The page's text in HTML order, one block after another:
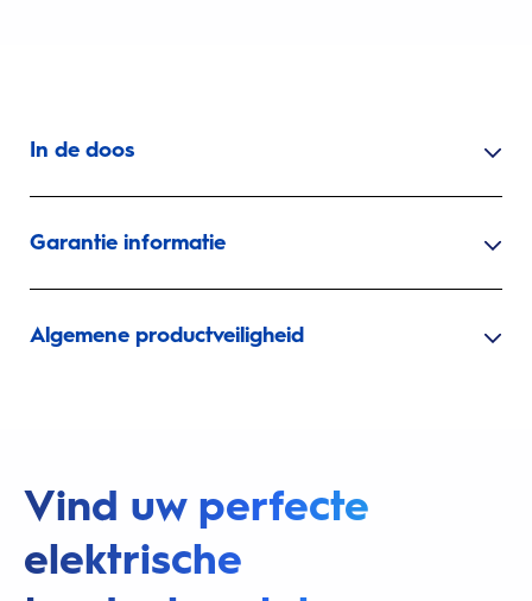
In de doos
Garantie informatie
Algemene productveiligheid
Vind uw perfecte
elektrische